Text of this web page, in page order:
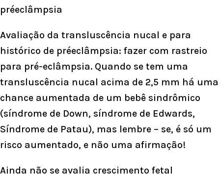
préeclâmpsia
Avaliação da transluscência nucal e para
histórico de préeclâmpsia: fazer com rastreio
para pré-eclâmpsia. Quando se tem uma
transluscência nucal acima de 2,5 mm há uma
chance aumentada de um bebê sindrômico
(síndrome de Down, síndrome de Edwards,
Síndrome de Patau), mas lembre – se, é só um
risco aumentado, e não uma afirmação!
Ainda não se avalia crescimento fetal